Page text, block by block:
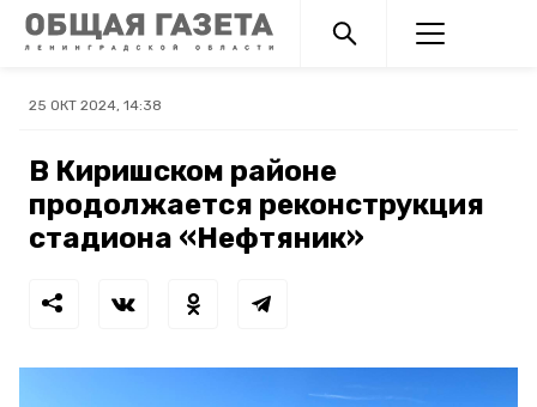
25 ОКТ 2024, 14:38
В Киришском районе
продолжается реконструкция
стадиона «Нефтяник»